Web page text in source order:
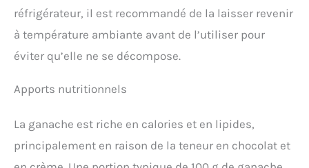
réfrigérateur, il est recommandé de la laisser revenir
à température ambiante avant de l’utiliser pour
éviter qu’elle ne se décompose.
Apports nutritionnels
La ganache est riche en calories et en lipides,
principalement en raison de la teneur en chocolat et